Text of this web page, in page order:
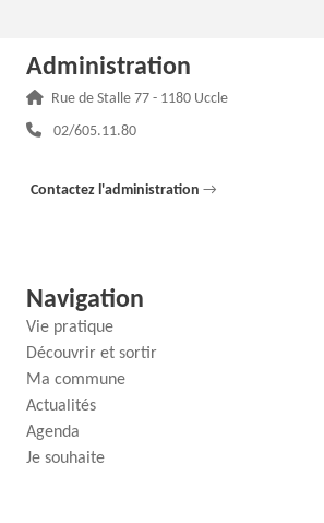
Administration
Adresse :
Rue de Stalle 77 - 1180 Uccle
Téléphone :
02/605.11.80
Contactez l'administration →
Navigation
Vie pratique
Découvrir et sortir
Ma commune
Actualités
Agenda
Je souhaite